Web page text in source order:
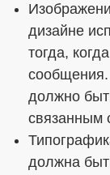
дизайне
тогда,
должно
связанным
должна